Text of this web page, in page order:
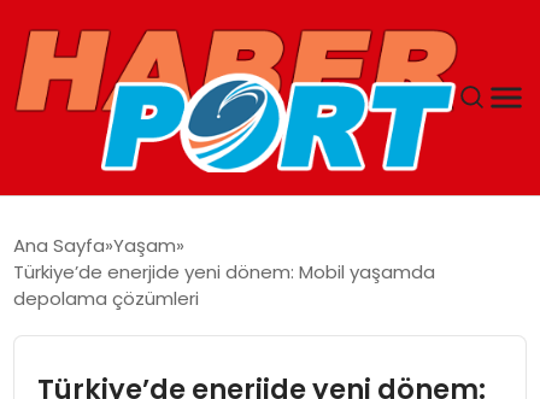
GUNCEL
Ana Sayfa Yaşam
Türkiye’de enerjide yeni dönem: Mobil yaşamda
depolama çözümleri
Türkiye’de enerjide yeni dönem: